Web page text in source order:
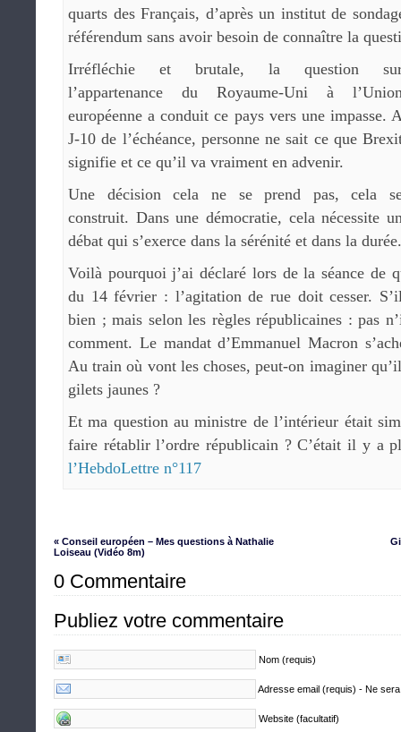
quarts des Français, d’après un institut de
référendum sans avoir besoin de connaître la
Irréfléchie et brutale, la question
l’appartenance du Royaume-Uni à
européenne a conduit ce pays vers une impasse.
J-10 de l’échéance, personne ne sait ce que
signifie et ce qu’il va vraiment en advenir.
Une décision cela ne se prend pas, cela
construit. Dans une démocratie, cela nécessite
débat qui s’exerce dans la sérénité et dans la durée.
Voilà pourquoi j’ai déclaré lors de la séance de
du 14 février : l’agitation de rue doit cesser.
bien ; mais selon les règles républicaines : pas
comment. Le mandat d’Emmanuel Macron
Au train où vont les choses, peut-on imaginer
gilets jaunes ?
Et ma question au ministre de l’intérieur était
faire rétablir l’ordre républicain ? C’était il y a
l’HebdoLettre n°117
« Conseil européen – Mes questions à Nathalie
Loiseau (Vidéo 8m)
0 Commentaire
Publiez votre commentaire
Nom (requis)
Adresse email (requis) - Ne
Website (facultatif)